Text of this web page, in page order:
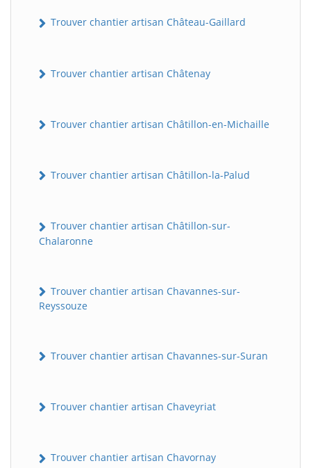
Trouver chantier artisan Château-Gaillard
Trouver chantier artisan Châtenay
Trouver chantier artisan Châtillon-en-Michaille
Trouver chantier artisan Châtillon-la-Palud
Trouver chantier artisan Châtillon-sur-
Chalaronne
Trouver chantier artisan Chavannes-sur-
Reyssouze
Trouver chantier artisan Chavannes-sur-Suran
Trouver chantier artisan Chaveyriat
Trouver chantier artisan Chavornay